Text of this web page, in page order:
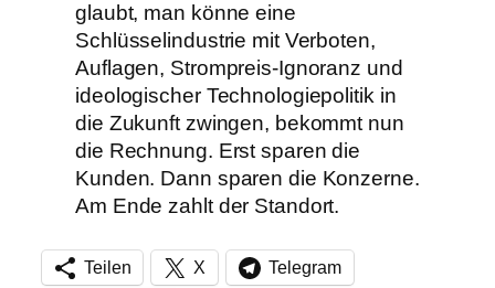
glaubt, man könne eine
Schlüsselindustrie mit Verboten,
Auflagen, Strompreis-Ignoranz und
ideologischer Technologiepolitik in
die Zukunft zwingen, bekommt nun
die Rechnung. Erst sparen die
Kunden. Dann sparen die Konzerne.
Am Ende zahlt der Standort.
Teilen X Telegram